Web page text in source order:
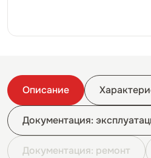
Описание
Документация:
Документация: ремонт